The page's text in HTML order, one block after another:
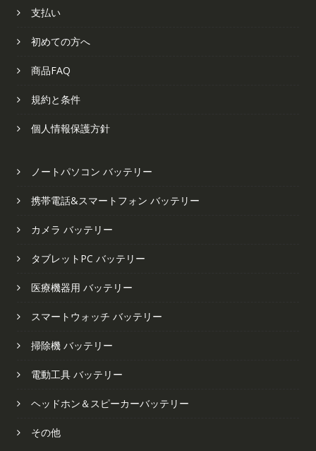
支払い
初めての方へ
商品FAQ
規約と条件
個人情報保護方針
ノートパソコン バッテリー
携帯電話&スマートフォン バッテリー
カメラ バッテリー
タブレットPC バッテリー
医療機器用 バッテリー
スマートウォッチ バッテリー
掃除機 バッテリー
電動工具 バッテリー
ヘッドホン＆スピーカーバッテリー
その他